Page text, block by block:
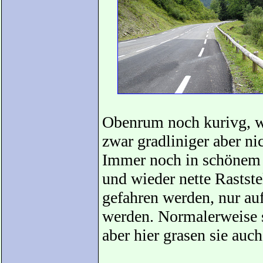
Obenrum noch kurivg,
zwar gradliniger aber
Immer noch in
und wieder nette
gefahren werden, nur
werden. Normalerweise
aber hier grasen sie